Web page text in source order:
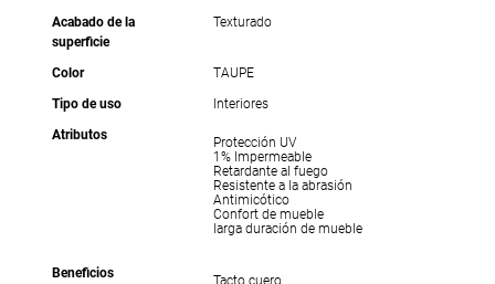
Acabado de la
superficie
Texturado
Color
TAUPE
Tipo de uso
Interiores
Atributos
Protección UV
1% Impermeable
Retardante al fuego
Resistente a la abrasión
Antimicótico
Confort de mueble
larga duración de mueble
Beneficios Tacto cuero